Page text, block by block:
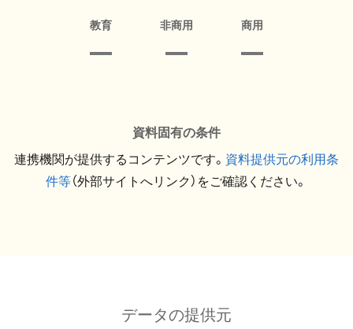
教育 非商用 商用
資料固有の条件
連携機関が提供するコンテンツです。 資料提供元の利用条
件等（外部サイトへリンク）をご確認ください。
データの提供元